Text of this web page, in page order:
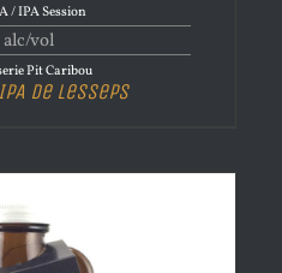
/ IPA Session
vol
Pit Caribou
de Lesseps